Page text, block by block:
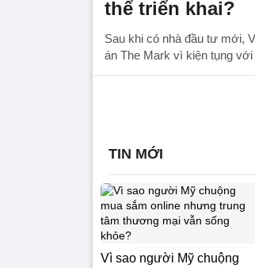
thể triển khai?
Sau khi có nhà đầu tư mới,
án The Mark vì kiện tụng với
TIN MỚI
Vì sao người Mỹ chuộng